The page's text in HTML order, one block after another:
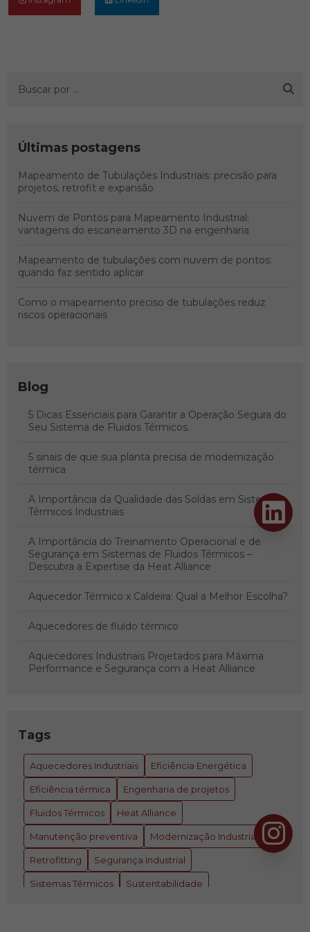
Últimas postagens
Mapeamento de Tubulações Industriais: precisão para
projetos, retrofit e expansão
Nuvem de Pontos para Mapeamento Industrial:
vantagens do escaneamento 3D na engenharia
Mapeamento de tubulações com nuvem de pontos:
quando faz sentido aplicar
Como o mapeamento preciso de tubulações reduz
riscos operacionais
Blog
5 Dicas Essenciais para Garantir a Operação Segura do
Seu Sistema de Fluidos Térmicos.
5 sinais de que sua planta precisa de modernização
térmica
A Importância da Qualidade das Soldas em Sistemas
Térmicos Industriais
A Importância do Treinamento Operacional e de
Segurança em Sistemas de Fluidos Térmicos –
Descubra a Expertise da Heat Alliance
Aquecedor Térmico x Caldeira: Qual a Melhor Escolha?
Aquecedores de fluído térmico
Aquecedores Industriais Projetados para Máxima
Performance e Segurança com a Heat Alliance
As vantagens de um fluído térmico de qualidade
Assessoria e análise de óleos térmicos
Atendemos em toda américa latina
Atendimento completo para sistemas de fluídos
térmicos
Como a engenharia de projetos personalizados reduz
Tags
Aquecedores Industriais Eficiência Energética
Eficiência térmica Engenharia de projetos
Fluidos Térmicos Heat Alliance
Manutenção preventiva Modernização Industrial
Retrofitting Segurança Industrial
Sistemas Térmicos Sustentabilidade